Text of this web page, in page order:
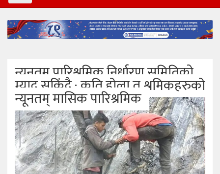
न्यूनतम पारिश्रमिक निर्धारण समितिको
म्याद सकिंदै ; कति होला त श्रमिकहरुको
न्यूनतम् मासिक पारिश्रमिक